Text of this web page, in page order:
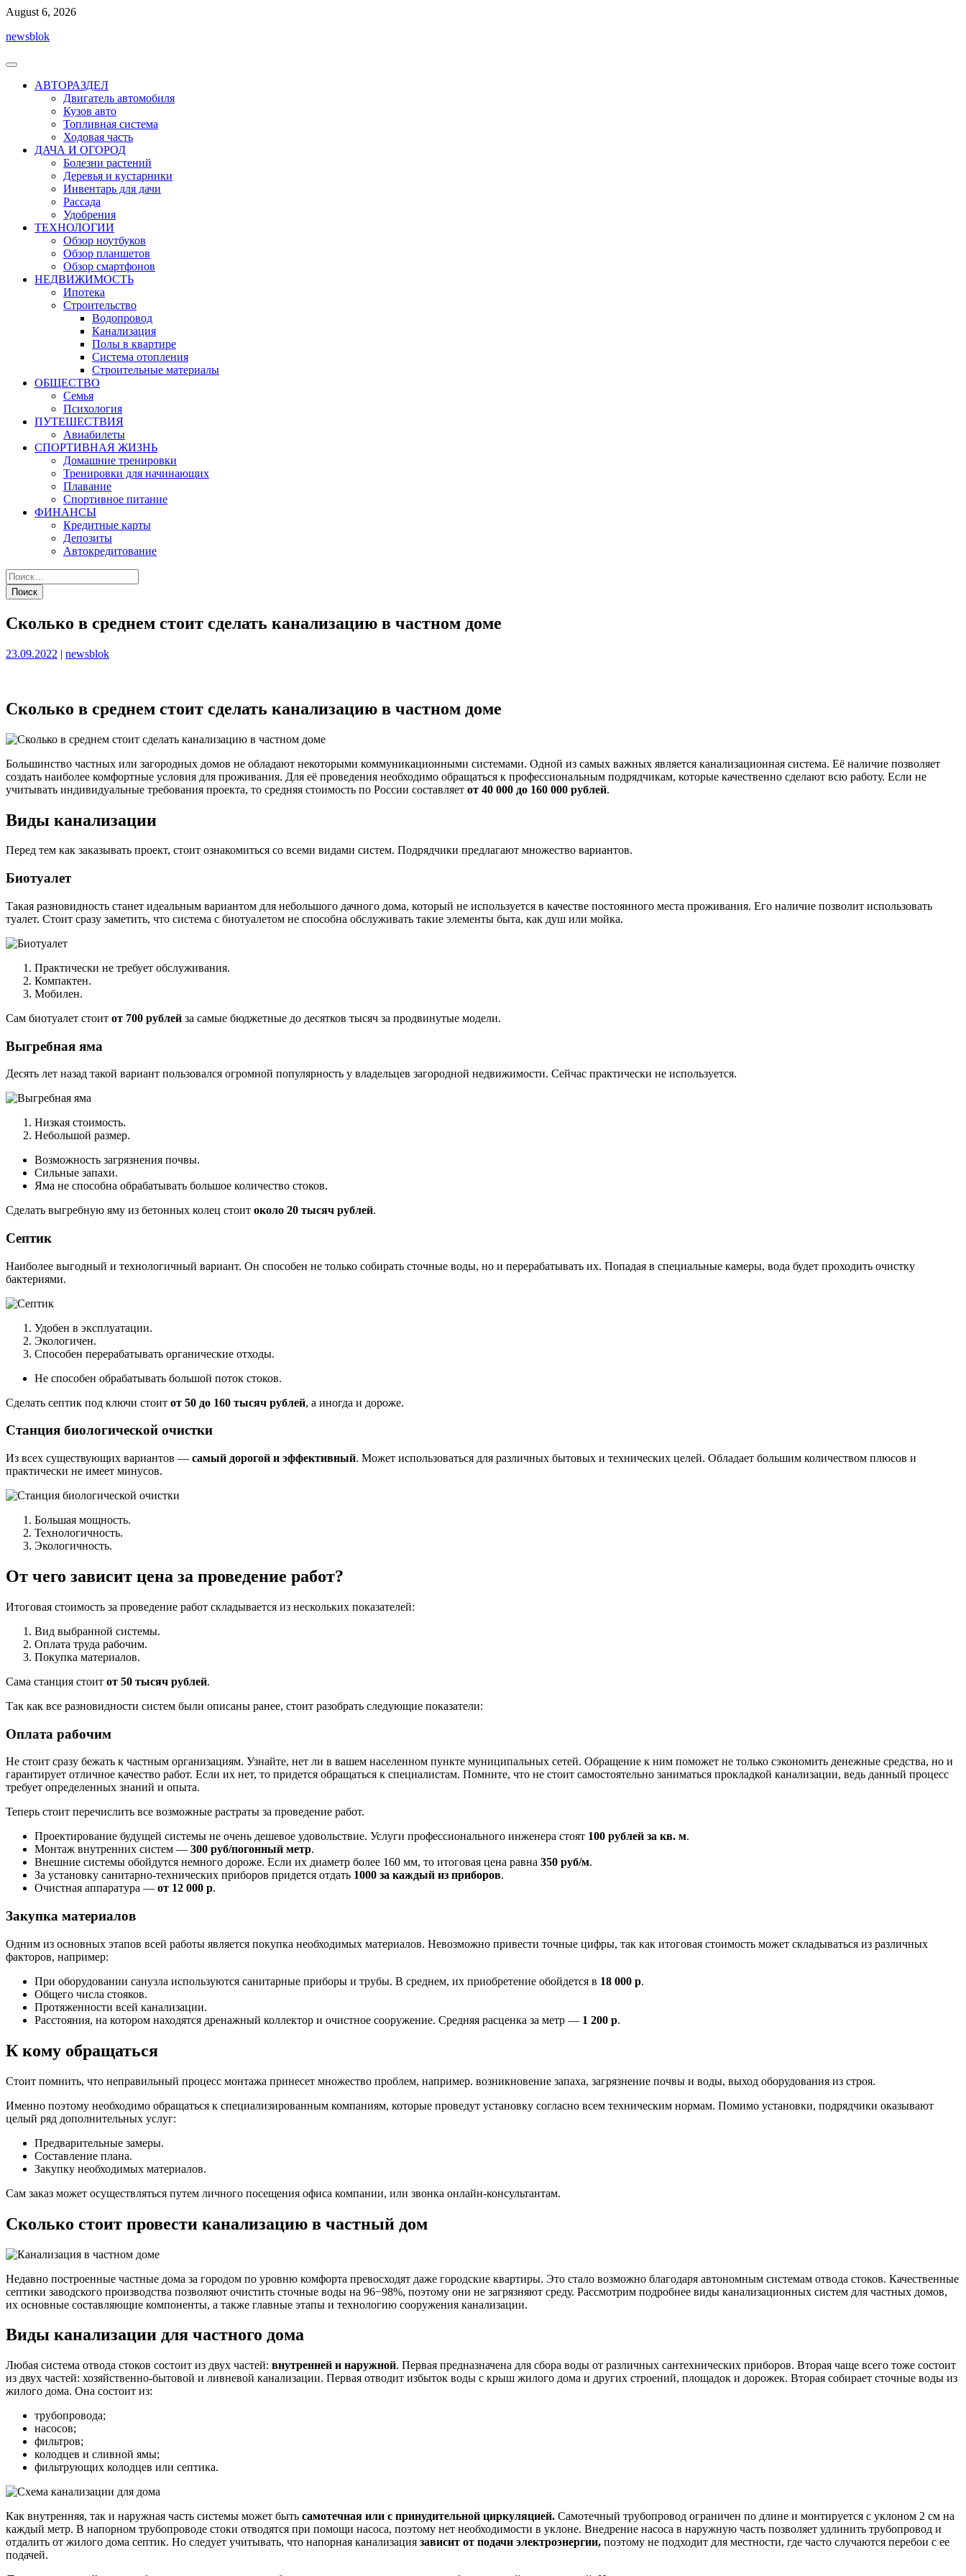
Перейти
содержимому
August 6, 2026
newsblok
АВТОРАЗДЕЛ
Двигатель автомобиля
Кузов авто
Топливная система
Ходовая часть
ДАЧА И ОГОРОД
Болезни растений
Деревья и кустарники
Инвентарь для дачи
Рассада
Удобрения
ТЕХНОЛОГИИ
Обзор ноутбуков
Обзор планшетов
Обзор смартфонов
НЕДВИЖИМОСТЬ
Ипотека
Строительство
Водопровод
Канализация
Полы в квартире
Система отопления
Строительные материалы
ОБЩЕСТВО
Семья
Психология
ПУТЕШЕСТВИЯ
Авиабилеты
СПОРТИВНАЯ ЖИЗНЬ
Домашние тренировки
Тренировки для начинающих
Плавание
Спортивное питание
ФИНАНСЫ
Кредитные карты
Депозиты
Автокредитование
Сколько в среднем стоит сделать канализацию в частном доме
Опубликовано
23.09.2022 | Опубликовано
newsblok
Сколько в среднем стоит сделать канализацию в частном доме
Большинство частных или загородных домов не обладают некоторыми коммуникационными системами. Одной из самых важных является канализационная система. Её наличие позволяет
создать наиболее комфортные условия для проживания. Для её проведения необходимо обращаться к профессиональным подрядчикам, которые качественно сделают всю работу. Если не
учитывать индивидуальные требования проекта, то средняя стоимость по России составляет от 40 000 до 160 000 рублей.
Виды канализации
Перед тем как заказывать проект, стоит ознакомиться со всеми видами систем. Подрядчики предлагают множество вариантов.
Биотуалет
Такая разновидность станет идеальным вариантом для небольшого дачного дома, который не используется в качестве постоянного места проживания. Его наличие позволит использовать
туалет. Стоит сразу заметить, что система с биотуалетом не способна обслуживать такие элементы быта, как душ или мойка.
Практически не требует обслуживания.
Компактен.
Мобилен.
Сам биотуалет стоит от 700 рублей за самые бюджетные до десятков тысяч за продвинутые модели.
Выгребная яма
Десять лет назад такой вариант пользовался огромной популярность у владельцев загородной недвижимости. Сейчас практически не используется.
Низкая стоимость.
Небольшой размер.
Возможность загрязнения почвы.
Сильные запахи.
Яма не способна обрабатывать большое количество стоков.
Сделать выгребную яму из бетонных колец стоит около 20 тысяч рублей.
Септик
Наиболее выгодный и технологичный вариант. Он способен не только собирать сточные воды, но и перерабатывать их. Попадая в специальные камеры, вода будет проходить очистку
бактериями.
Удобен в эксплуатации.
Экологичен.
Способен перерабатывать органические отходы.
Не способен обрабатывать большой поток стоков.
Сделать септик под ключи стоит от 50 до 160 тысяч рублей, а иногда и дороже.
Станция биологической очистки
Из всех существующих вариантов — самый дорогой и эффективный. Может использоваться для различных бытовых и технических целей. Обладает большим количеством плюсов и
практически не имеет минусов.
Большая мощность.
Технологичность.
Экологичность.
От чего зависит цена за проведение работ?
Итоговая стоимость за проведение работ складывается из нескольких показателей:
Вид выбранной системы.
Оплата труда рабочим.
Покупка материалов.
Сама станция стоит от 50 тысяч рублей.
Так как все разновидности систем были описаны ранее, стоит разобрать следующие показатели:
Оплата рабочим
Не стоит сразу бежать к частным организациям. Узнайте, нет ли в вашем населенном пункте муниципальных сетей. Обращение к ним поможет не только сэкономить денежные средства, но и
гарантирует отличное качество работ. Если их нет, то придется обращаться к специалистам. Помните, что не стоит самостоятельно заниматься прокладкой канализации, ведь данный процесс
требует определенных знаний и опыта.
Теперь стоит перечислить все возможные растраты за проведение работ.
Проектирование будущей системы не очень дешевое удовольствие. Услуги профессионального инженера стоят 100 рублей за кв. м.
Монтаж внутренних систем — 300 руб/погонный метр.
Внешние системы обойдутся немного дороже. Если их диаметр более 160 мм, то итоговая цена равна 350 руб/м.
За установку санитарно-технических приборов придется отдать 1000 за каждый из приборов.
Очистная аппаратура — от 12 000 р.
Закупка материалов
Одним из основных этапов всей работы является покупка необходимых материалов. Невозможно привести точные цифры, так как итоговая стоимость может складываться из различных
факторов, например:
При оборудовании санузла используются санитарные приборы и трубы. В среднем, их приобретение обойдется в 18 000 р.
Общего числа стояков.
Протяженности всей канализации.
Расстояния, на котором находятся дренажный коллектор и очистное сооружение. Средняя расценка за метр — 1 200 р.
К кому обращаться
Стоит помнить, что неправильный процесс монтажа принесет множество проблем, например. возникновение запаха, загрязнение почвы и воды, выход оборудования из строя.
Именно поэтому необходимо обращаться к специализированным компаниям, которые проведут установку согласно всем техническим нормам. Помимо установки, подрядчики оказывают
целый ряд дополнительных услуг:
Предварительные замеры.
Составление плана.
Закупку необходимых материалов.
Сам заказ может осуществляться путем личного посещения офиса компании, или звонка онлайн-консультантам.
Сколько стоит провести канализацию в частный дом
Недавно построенные частные дома за городом по уровню комфорта превосходят даже городские квартиры. Это стало возможно благодаря автономным системам отвода стоков. Качественные
септики заводского производства позволяют очистить сточные воды на 96−98%, поэтому они не загрязняют среду. Рассмотрим подробнее виды канализационных систем для частных домов,
их основные составляющие компоненты, а также главные этапы и технологию сооружения канализации.
Виды канализации для частного дома
Любая система отвода стоков состоит из двух частей: внутренней и наружной. Первая предназначена для сбора воды от различных сантехнических приборов. Вторая чаще всего тоже состоит
из двух частей: хозяйственно-бытовой и ливневой канализации. Первая отводит избыток воды с крыш жилого дома и других строений, площадок и дорожек. Вторая собирает сточные воды из
жилого дома. Она состоит из:
трубопровода;
насосов;
фильтров;
колодцев и сливной ямы;
фильтрующих колодцев или септика.
Как внутренняя, так и наружная часть системы может быть самотечная или с принудительной циркуляцией. Самотечный трубопровод ограничен по длине и монтируется с уклоном 2 см на
каждый метр. В напорном трубопроводе стоки отводятся при помощи насоса, поэтому нет необходимости в уклоне. Внедрение насоса в наружную часть позволяет удлинить трубопровод и
отдалить от жилого дома септик. Но следует учитывать, что напорная канализация зависит от подачи электроэнергии, поэтому не подходит для местности, где часто случаются перебои с ее
подачей.